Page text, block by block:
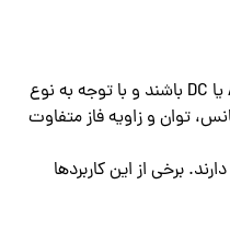
لود بانک ها می توانند به صورت AC یا DC باشند و با توجه به نوع
توان و زاویه فاز متفاوت
برخی از این کاربردها